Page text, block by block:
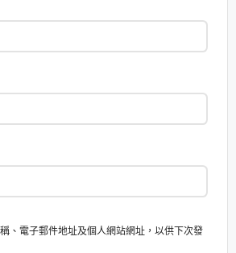
、電子郵件地址及個人網站網址，以供下次發